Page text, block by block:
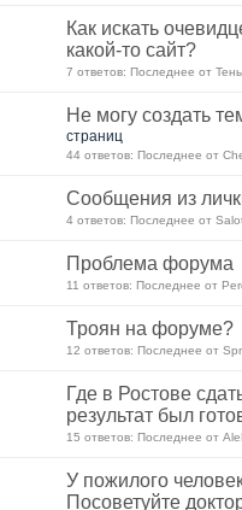
Как искать
какой-то сайт?
7 ответов: Последнее от
Не могу создать
страниц
44 ответов: Последнее от
Сообщения из
4 ответов: Последнее от
Проблема форума
11 ответов: Последнее от
Троян на форуме?
12 ответов: Последнее от
Где в Ростове
результат был
15 ответов: Последнее от
У пожилого
Посоветуйте